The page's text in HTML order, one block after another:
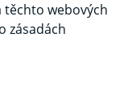
těchto webových
zásadách